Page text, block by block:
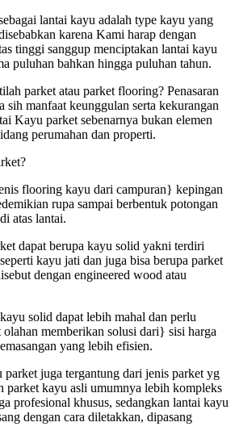
lantai kayu adalah type kayu yang
karena Kami harap dengan
tinggi sanggup menciptakan lantai kayu
puluhan bahkan hingga puluhan tahun.
parket atau parket flooring? Penasaran
sih manfaat keunggulan serta kekurangan
Kayu parket sebenarnya bukan elemen
perumahan dan properti.
flooring kayu dari campuran} kepingan
rupa sampai berbentuk potongan
atas lantai.
dapat berupa kayu solid yakni terdiri
kayu jati dan juga bisa berupa parket
dengan engineered wood atau
solid dapat lebih mahal dan perlu
olahan memberikan solusi dari} sisi harga
yang lebih efisien.
parket juga tergantung dari jenis parket yg
parket kayu asli umumnya lebih kompleks
profesional khusus, sedangkan lantai kayu
dengan cara diletakkan, dipasang